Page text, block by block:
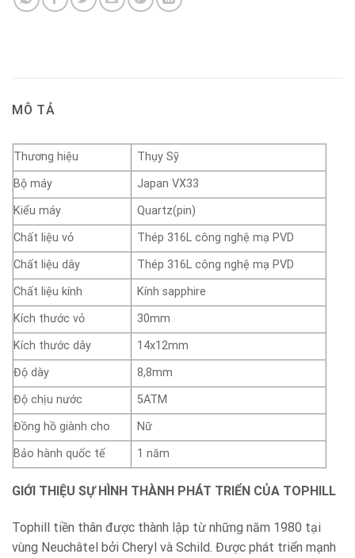
MÔ TẢ
Thương hiệu
Thụy Sỹ
Bộ máy
Japan VX33
Kiểu máy
Quartz(pin)
Chất liệu vỏ
Thép 316L công nghệ mạ PVD
Chất liệu dây
Thép 316L công nghệ mạ PVD
Chất liệu kính
Kính sapphire
Kích thước vỏ
30mm
Kích thước dây
14x12mm
Độ dày
8,8mm
Độ chịu nước
5ATM
Đồng hồ giành cho
Nữ
Bảo hành quốc tế
1 năm
GIỚI THIỆU SỰ HÌNH THÀNH PHÁT TRIỂN CỦA TOPHILL
Tophill tiền thân được thành lập từ những năm 1980 tại
vùng Neuchâtel bởi Cheryl và Schild. Được phát triển mạnh